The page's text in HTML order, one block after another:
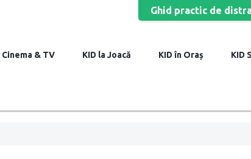
Ghid practic de
Cinema & TV la Joacă în Oraș